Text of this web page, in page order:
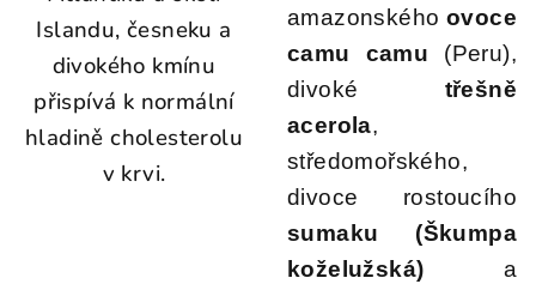
Islandu, česneku a
divokého kmínu
přispívá k normální
hladině cholesterolu
v krvi.
amazonského ovoce
camu camu (Peru),
divoké třešně
acerola,
středomořského,
divoce rostoucího
sumaku (Škumpa
koželužská) a